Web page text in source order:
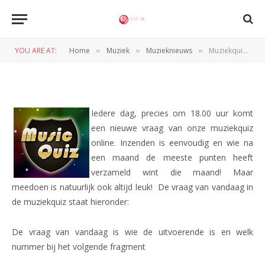
YOU ARE AT: Home » Muziek » Muzieknieuws » Muziekquiz 5: Fragment
Iedere dag, precies om 18.00 uur komt
een nieuwe vraag van onze muziekquiz
online. Inzenden is eenvoudig en wie na
een maand de meeste punten heeft
verzameld wint die maand! Maar
meedoen is natuurlijk ook altijd leuk! De vraag van vandaag in
de muziekquiz staat hieronder:
De vraag van vandaag is wie de uitvoerende is en welk
nummer bij het volgende fragment